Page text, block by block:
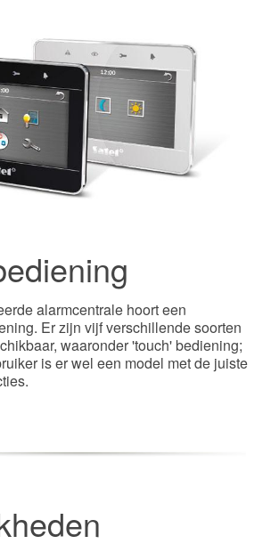
alarmcentrale hoort een
Er zijn vijf verschillende soorten
waaronder 'touch' bediening;
is er wel een model met de juiste